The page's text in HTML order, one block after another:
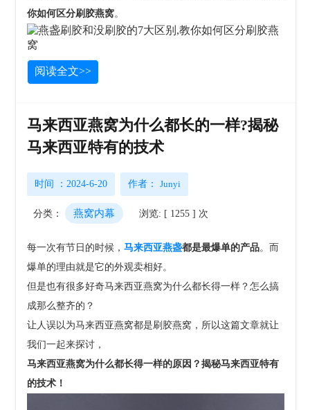
你如何区分刷胶燕窝。
阅读全文>>
马来西亚燕窝为什么都长的一样?揭秘
马来西亚特有的技术
时间 ：2024-6-20 作者：Junyi
分类： 燕窝内幕 浏览: [ 1255 ] 次
每一次有节日的时候，马来西亚燕盏都是最爆单的产品。而
爆单的理由就是它的外观卖相好。
但是也有很多好奇马来西亚燕窝为什么都长得一样？怎么搞
成那么整齐的？
让人误以为马来西亚燕窝都是刷胶燕窝，所以这篇文章就让
我们一起来探讨，
马来西亚燕窝为什么都长得一样的原因？揭秘马来西亚特有
的技术！